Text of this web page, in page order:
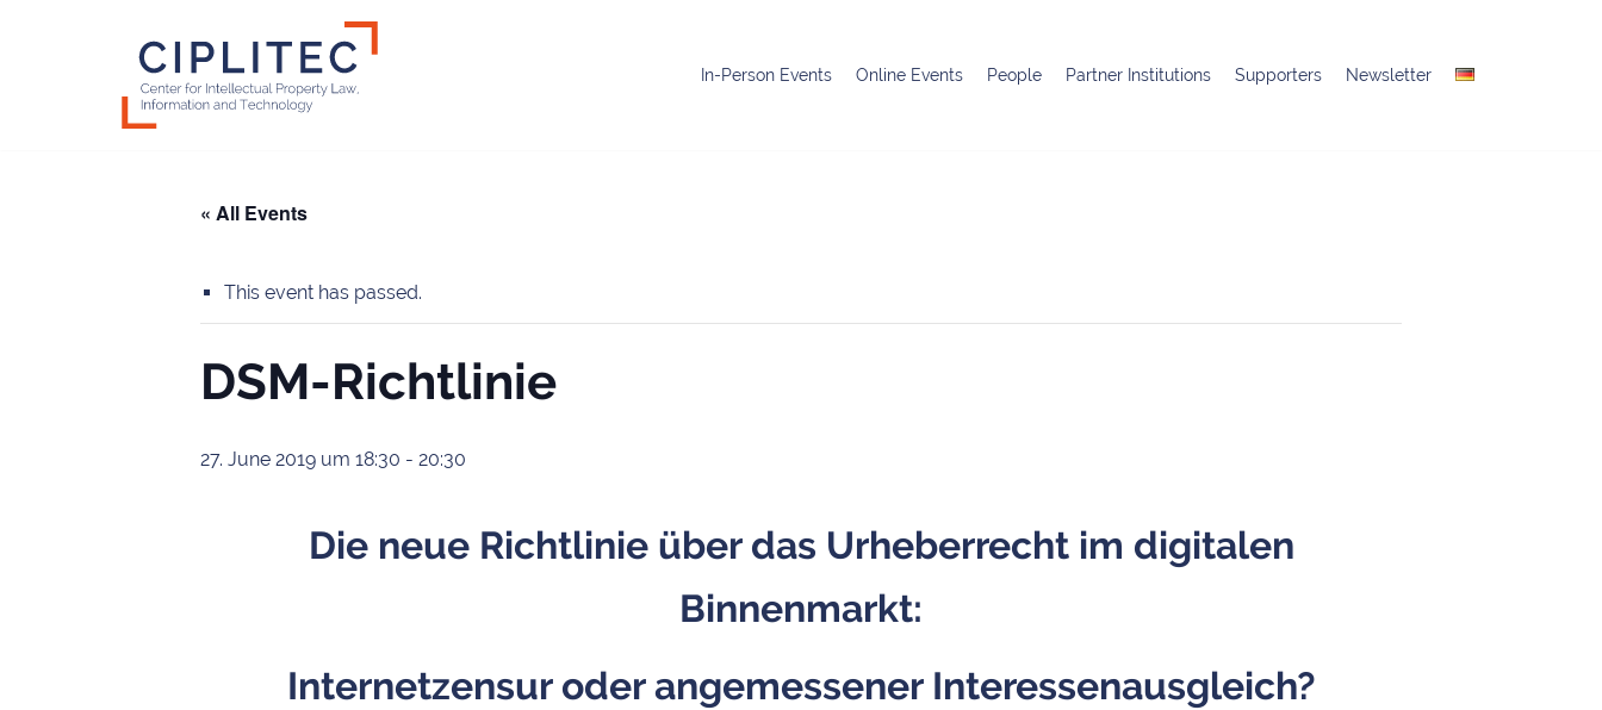
In-Person Events Online Events People Partner Institutions Supporters Newsletter
« All Events
This event has passed.
DSM-Richtlinie
27. June 2019 um 18:30 - 20:30
Die neue Richtlinie über das Urheberrecht im digitalen
Binnenmarkt:
Internetzensur oder angemessener Interessenausgleich?